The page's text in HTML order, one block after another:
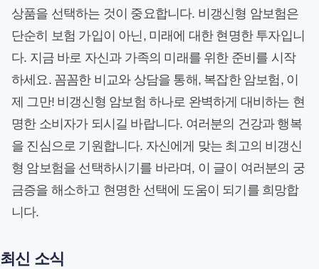
상품을 선택하는 것이 중요합니다. 비갱신형 암보험은
단순히 보험 가입이 아닌, 미래에 대한 현명한 투자입니
다. 지금 바로 자신과 가족의 미래를 위한 준비를 시작
하세요. 꼼꼼한 비교와 상담을 통해, 복잡한 암보험, 이
제 그만! 비갱신형 암보험 하나로 완벽하게 대비하는 현
명한 소비자가 되시길 바랍니다. 여러분의 건강과 행복
을 진심으로 기원합니다. 자신에게 맞는 최고의 비갱신
형 암보험을 선택하시기를 바라며, 이 글이 여러분의 궁
금증을 해소하고 현명한 선택에 도움이 되기를 희망합
니다.
최신 소식